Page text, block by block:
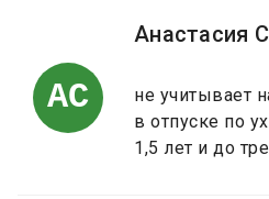
АС
Анастасия
не учитывает
в отпуске по
1,5 лет и до